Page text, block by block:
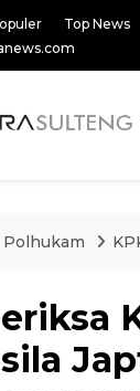
Top News
Polhukam